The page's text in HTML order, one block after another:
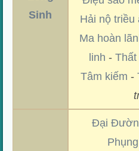
Sinh
Hải nộ triều
Ma hoàn
linh - Thất
Tâm kiếm -
Đại